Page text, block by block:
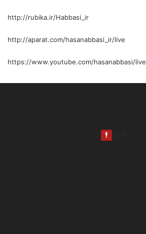
http://rubika.ir/Habbasi_ir
http://aparat.com/hasanabbasi_ir/live
https://www.youtube.com/hasanabbasi/live